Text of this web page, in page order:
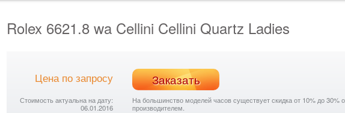
Rolex 6621.8 wa Cellini Cellini Quartz Ladies
Цена по запросу Заказать
Стоимость актуальна на дату:
06.01.2016
На большинство моделей часов существует скидка от 10% до 30%
производителем.